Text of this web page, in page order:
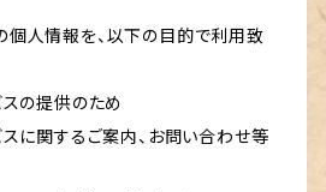
個人情報を、以下の目的で利用致
スの提供のため
スに関するご案内、お問い合わせ等